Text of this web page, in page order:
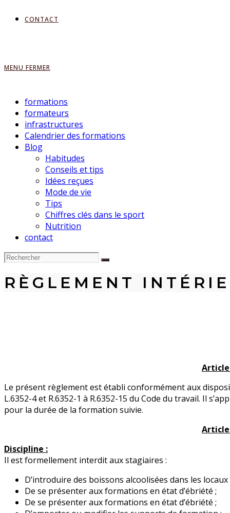
CONTACT
MENU FERMER
formations
formateurs
infrastructures
Calendrier des formations
Blog
Habitudes
Conseils et tips
Idées reçues
Mode de vie
Tips
Chiffres clés dans le sport
Nutrition
contact
RÈGLEMENT
Article
Le présent règlement est établi conformément aux
L.6352-4 et R.6352-1 à R.6352-15 du Code du travail. Il
pour la durée de la formation suivie.
Article
Discipline :
Il est formellement interdit aux stagiaires :
D’introduire des boissons alcoolisées dans les
De se présenter aux formations en état d’ébriété ;
De se présenter aux formations en état d’ébriété ;